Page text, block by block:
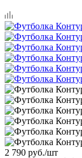
2 790 руб./шт